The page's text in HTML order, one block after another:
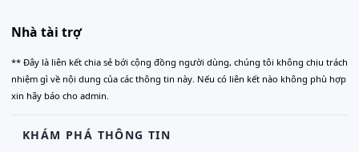
Nhà tài trợ
** Đây là liên kết chia sẻ bới cộng đồng người dùng, chúng tôi không chịu trách
nhiệm gì về nội dung của các thông tin này. Nếu có liên kết nào không phù hợp
xin hãy báo cho admin.
KHÁM PHÁ THÔNG TIN